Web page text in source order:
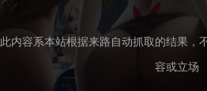
此内容系本站根据来路自动抓取的结果，
容或立场